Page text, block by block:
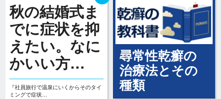
秋の結婚式ま
でに症状を抑
えたい。なに
かいい方…
『社員旅行で温泉にいくからそのタイ
ミングで症状…
尋常性乾癬の
治療法とその
種類